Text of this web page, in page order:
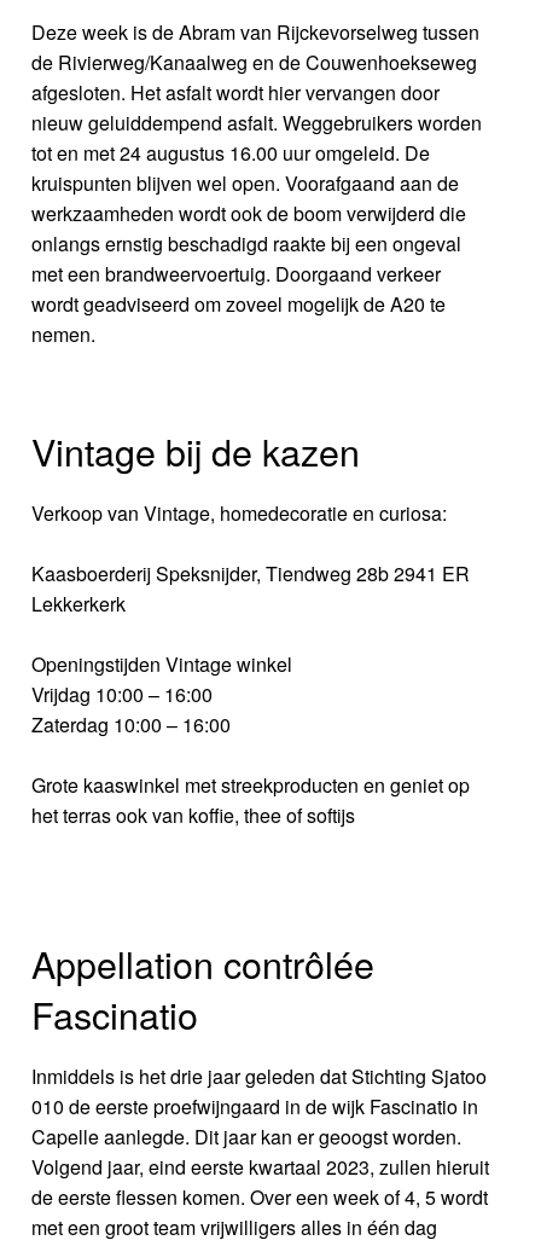
Deze week is de Abram van Rijckevorselweg tussen
de Rivierweg/Kanaalweg en de Couwenhoekseweg
afgesloten. Het asfalt wordt hier vervangen door
nieuw geluiddempend asfalt. Weggebruikers worden
tot en met 24 augustus 16.00 uur omgeleid. De
kruispunten blijven wel open. Voorafgaand aan de
werkzaamheden wordt ook de boom verwijderd die
onlangs ernstig beschadigd raakte bij een ongeval
met een brandweervoertuig. Doorgaand verkeer
wordt geadviseerd om zoveel mogelijk de A20 te
nemen.
Vintage bij de kazen
Verkoop van Vintage, homedecoratie en curiosa:
Kaasboerderij Speksnijder, Tiendweg 28b 2941 ER
Lekkerkerk
Openingstijden Vintage winkel
Vrijdag 10:00 – 16:00
Zaterdag 10:00 – 16:00
Grote kaaswinkel met streekproducten en geniet op
het terras ook van koffie, thee of softijs
Appellation contrôlée
Fascinatio
Inmiddels is het drie jaar geleden dat Stichting Sjatoo
010 de eerste proefwijngaard in de wijk Fascinatio in
Capelle aanlegde. Dit jaar kan er geoogst worden.
Volgend jaar, eind eerste kwartaal 2023, zullen hieruit
de eerste flessen komen. Over een week of 4, 5 wordt
met een groot team vrijwilligers alles in één dag